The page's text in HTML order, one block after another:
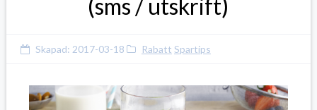
(sms / utskrift)
Skapad: 2017-03-18 Rabatt Spartips